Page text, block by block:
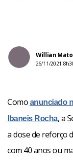
Willian
26/11/2021
Como anunciado
Ibaneis Rocha, a
a dose de reforço
com 40 anos ou